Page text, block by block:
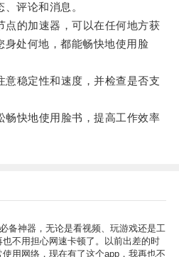
评论和消息。
的加速器，可以在任何地方获
身处何地，都能畅快地使用脸
稳定性和速度，并检查是否支
快地使用脸书，提高工作效率
备神器，无论是看视频、玩游戏还是工
不用担心网速卡顿了。以前出差的时
用网络，现在有了这个app，我再也不